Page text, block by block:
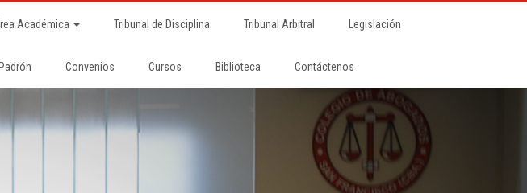
Académica Tribunal de Disciplina Tribunal Arbitral Legislación
Padrón Convenios Cursos Biblioteca Contáctenos